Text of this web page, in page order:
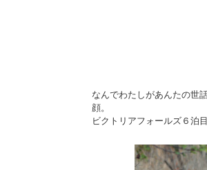
なんでわたしがあんたの世
顔。
ビクトリアフォールズ６泊